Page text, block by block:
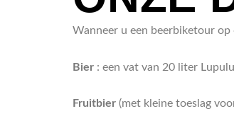
Wanneer u een beerbiketour
Bier : een vat van 20 liter
Fruitbier (met kleine toeslag